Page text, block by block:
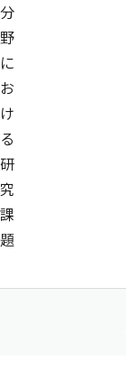
分
野
に
お
け
る
研
究
課
題